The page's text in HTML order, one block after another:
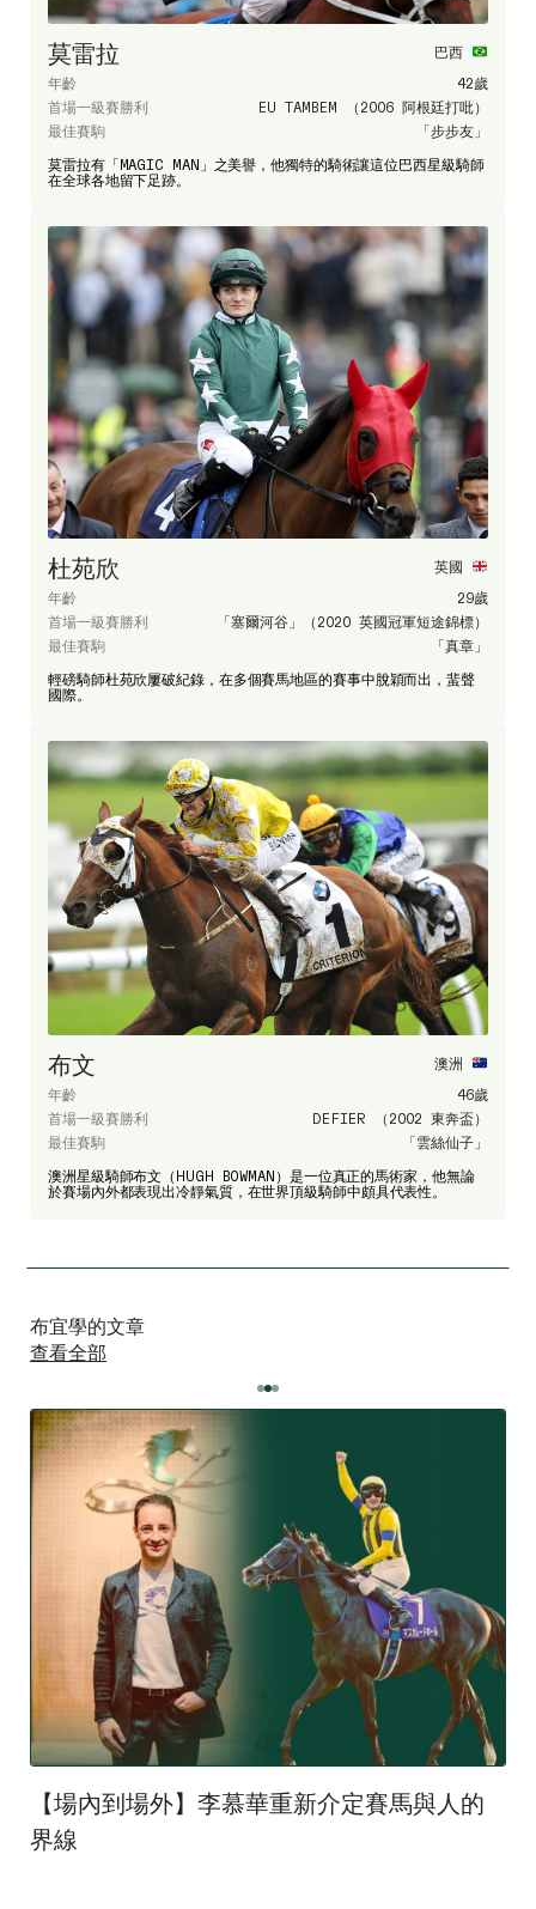
莫雷拉
巴西
年齡
42歲
首場一級賽勝利
EU TAMBEM （2006 阿根廷打吡）
最佳賽駒
「步步友」
莫雷拉有「MAGIC MAN」之美譽，他獨特的騎術讓這位巴西星級騎師
在全球各地留下足跡。
杜苑欣
英國
年齡
29歲
首場一級賽勝利
「塞爾河谷」（2020 英國冠軍短途錦標）
最佳賽駒
「真章」
輕磅騎師杜苑欣屢破紀錄，在多個賽馬地區的賽事中脫穎而出，蜚聲
國際。
布文
澳洲
年齡
46歲
首場一級賽勝利
DEFIER （2002 東奔盃）
最佳賽駒
「雲絲仙子」
澳洲星級騎師布文（HUGH BOWMAN）是一位真正的馬術家，他無論
於賽場內外都表現出冷靜氣質，在世界頂級騎師中頗具代表性。
布宜學的文章
查看全部
【場內到場外】李慕華重新介定賽馬與人的
界線